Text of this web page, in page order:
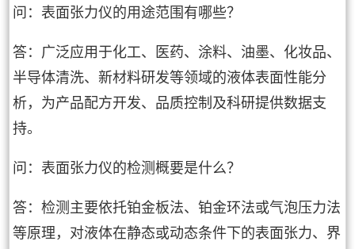
问：表面张力仪的用途范围有哪些？
答：广泛应用于化工、医药、涂料、油墨、化妆品、
半导体清洗、新材料研发等领域的液体表面性能分
析，为产品配方开发、品质控制及科研提供数据支
持。
问：表面张力仪的检测概要是什么？
答：检测主要依托铂金板法、铂金环法或气泡压力法
等原理，对液体在静态或动态条件下的表面张力、界